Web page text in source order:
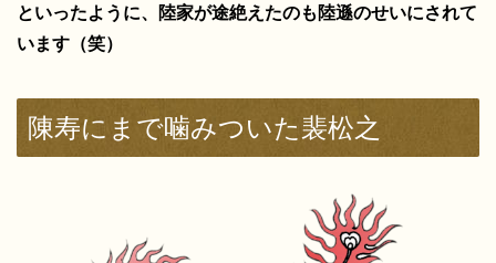
といったように、陸家が途絶えたのも陸遜のせいにされて
います（笑）
陳寿にまで噛みついた裴松之